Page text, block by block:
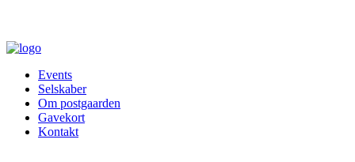
Events
Selskaber
Om postgaarden
Gavekort
Kontakt